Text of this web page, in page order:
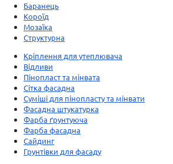
Баранець
Короїд
Мозаїка
Структурна
Кріплення для утеплювача
Відливи
Пінопласт та мінвата
Сітка фасадна
Суміші для пінопласту та мінвати
Фасадна штукатурка
Фарба ґрунтуюча
Фарба фасадна
Сайдинг
Грунтівки для фасаду